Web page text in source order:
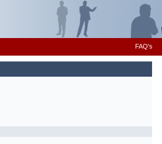
FAQ's